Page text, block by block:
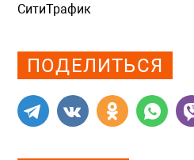
СитиТрафик
ПОДЕЛИТЬСЯ